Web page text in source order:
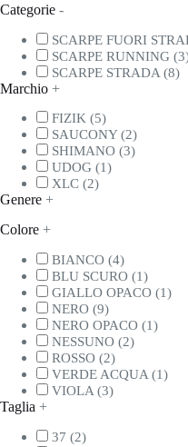
Categorie -
SCARPE FUORI
SCARPE RUNNING
SCARPE STRADA (8)
Marchio +
FIZIK (5)
SAUCONY(2)
SHIMANO (3)
UDOG (1)
XLC (2)
Genere +
Colore +
BIANCO (4)
BLU SCURO (1)
GIALLO OPACO (1)
NERO (9)
NERO OPACO (1)
NESSUNO (2)
ROSSO (2)
VERDE ACQUA (1)
VIOLA (3)
Taglia +
37 (2)